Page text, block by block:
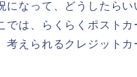
になって、どうしたら
では、らくらくポスト
考えられるクレジット